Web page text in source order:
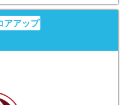
アアップ